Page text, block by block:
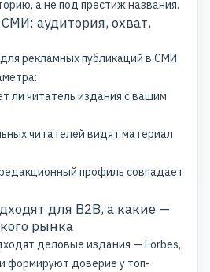
а не под престиж названия.
аудитория, охват,
рекламных публикаций в СМИ
ли читатель издания с вашим
читателей видят материал
профиль совпадает
для B2B, а какие —
рынка
деловые издания — Forbes,
формируют доверие у топ-